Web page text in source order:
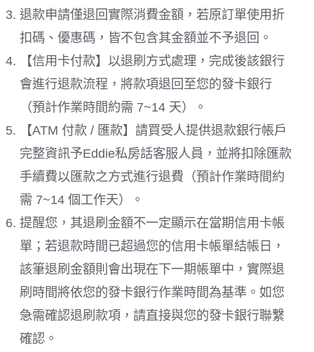
退款申請僅退回實際消費金額，若原訂單使用折
扣碼、優惠碼，皆不包含其金額並不予退回。
【信用卡付款】以退刷方式處理，完成後該銀行
會進行退款流程，將款項退回至您的發卡銀行
（預計作業時間約需 7~14 天）。
【ATM 付款 / 匯款】請買受人提供退款銀行帳戶
完整資訊予Eddie私房話客服人員，並將扣除匯款
手續費以匯款之方式進行退費（預計作業時間約
需 7~14 個工作天）。
提醒您，其退刷金額不一定顯示在當期信用卡帳
單；若退款時間已超過您的信用卡帳單結帳日，
該筆退刷金額則會出現在下一期帳單中，實際退
刷時間將依您的發卡銀行作業時間為基準。如您
急需確認退刷款項，請直接與您的發卡銀行聯繫
確認。